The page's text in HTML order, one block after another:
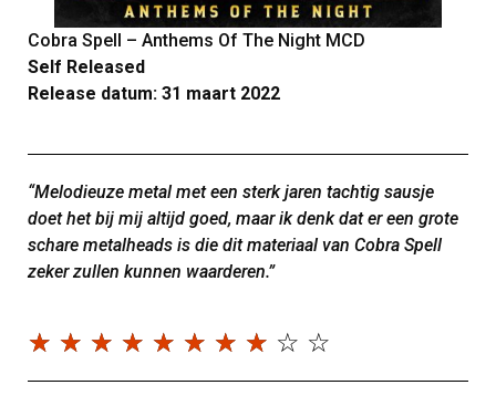
Cobra Spell – Anthems Of The Night MCD
Self Released
Release datum: 31 maart 2022
“Melodieuze metal met een sterk jaren tachtig sausje
doet het bij mij altijd goed, maar ik denk dat er een grote
schare metalheads is die dit materiaal van Cobra Spell
zeker zullen kunnen waarderen.”
☆ ☆ ☆ ☆ ☆ ☆ ☆ ☆ ☆ ☆